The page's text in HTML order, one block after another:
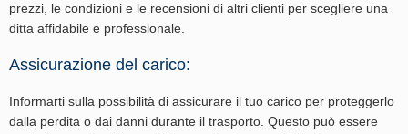
prezzi, le condizioni e le recensioni di altri clienti per scegliere una
ditta affidabile e professionale.
Assicurazione del carico:
Informarti sulla possibilità di assicurare il tuo carico per proteggerlo
dalla perdita o dai danni durante il trasporto. Questo può essere